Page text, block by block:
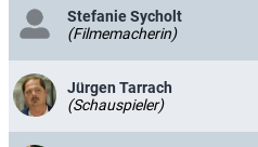
Stefanie Sycholt
(Filmemacherin)
Jürgen Tarrach
(Schauspieler)